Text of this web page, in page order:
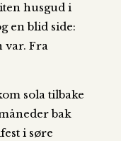
husgud i
en blid side:
var. Fra
sola tilbake
bak
i søre